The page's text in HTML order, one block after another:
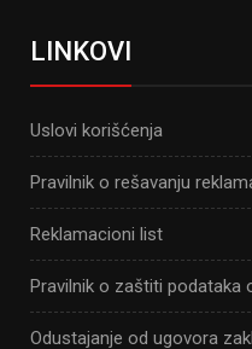
LINKOVI
Uslovi korišćenja
Pravilnik o rešavanju
Reklamacioni list
Pravilnik o zaštiti podataka
Odustajanje od ugovora